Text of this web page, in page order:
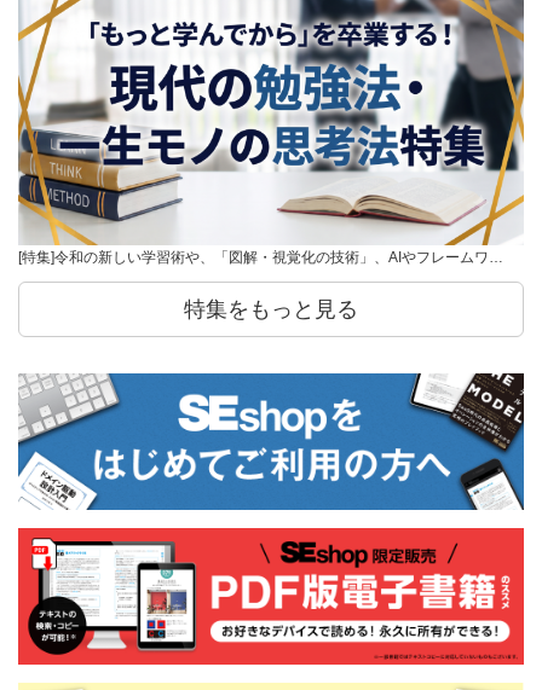
[特集]令和の新しい学習術や、「図解・視覚化の技術」、AIやフレームワ…
特集をもっと見る